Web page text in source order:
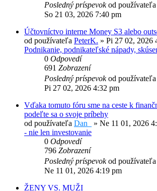
Posledný príspevokod používateľa
So 21 03, 2026 7:40 pm
Účtovníctvo interne Money S3 alebo
od používateľa PeterK. » Pi 27 02, 2026
Podnikanie, podnikateľské nápady,
0 Odpovedí
691 Zobrazení
Posledný príspevokod používateľa
Pi 27 02, 2026 4:32 pm
Vďaka tomuto fóru sme na ceste k
podeľte sa o svoje príbehy
od používateľa Dan_ » Ne 11 01, 2026
- nie len investovanie
0 Odpovedí
796 Zobrazení
Posledný príspevokod používateľa
Ne 11 01, 2026 4:19 pm
ŽENY VS. MUŽI